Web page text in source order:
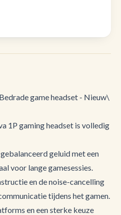
game headset - Nieuw\
1P gaming headset is volledig
geluid met een
voor lange gamesessies.
en de noise-cancelling
tijdens het gamen.
en een sterke keuze